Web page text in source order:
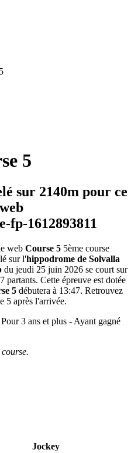
5
sur 2140m pour ce
web
web Course 5 5ème course
sur l'hippodrome de Solvalla
du jeudi 25 juin 2026 se court sur
partants. Cette épreuve est dotée
5 débutera à 13:47. Retrouvez
5 après l'arrivée.
3 ans et plus - Ayant gagné
Jockey